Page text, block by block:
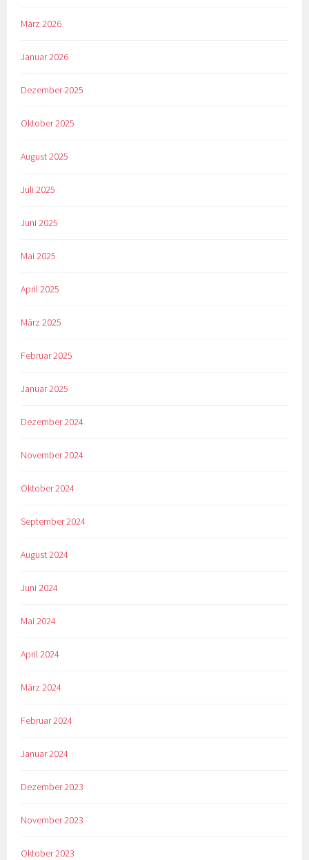
März 2026
Januar 2026
Dezember 2025
Oktober 2025
August 2025
Juli 2025
Juni 2025
Mai 2025
April 2025
März 2025
Februar 2025
Januar 2025
Dezember 2024
November 2024
Oktober 2024
September 2024
August 2024
Juni 2024
Mai 2024
April 2024
März 2024
Februar 2024
Januar 2024
Dezember 2023
November 2023
Oktober 2023